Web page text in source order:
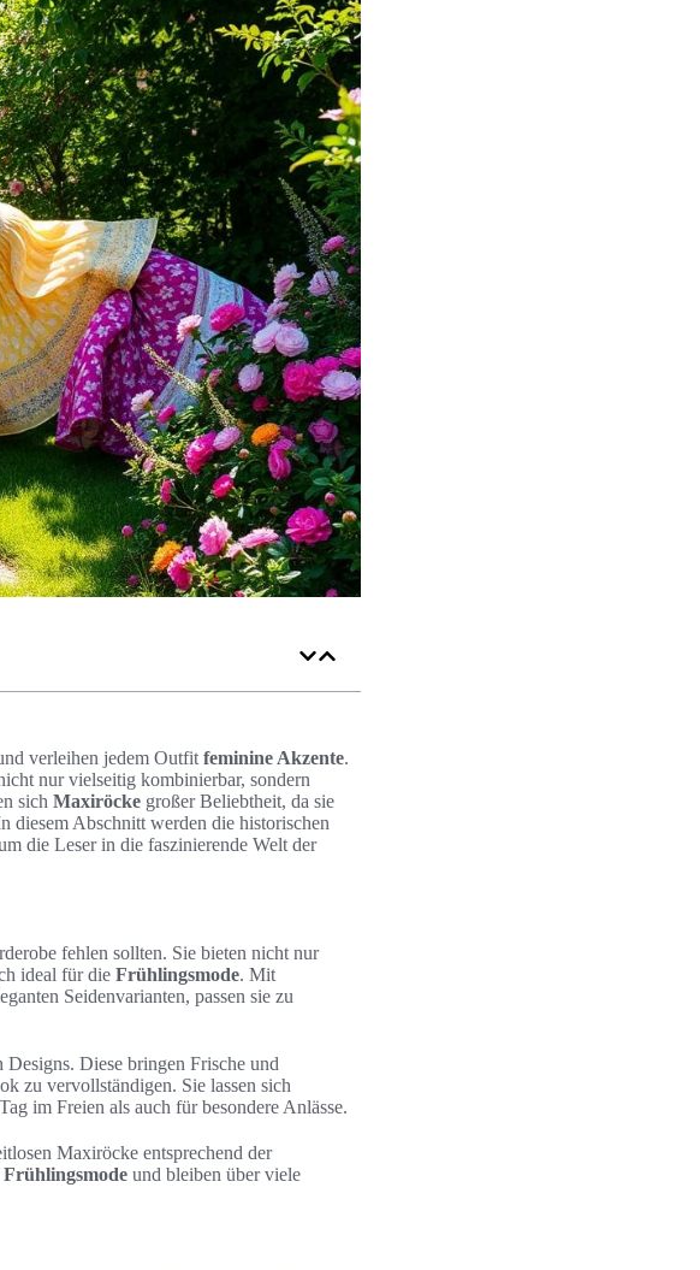
verleihen jedem Outfit feminine Akzente.
nur vielseitig kombinierbar, sondern
sich Maxiröcke großer Beliebtheit, da sie
diesem Abschnitt werden die historischen
die Leser in die faszinierende Welt der
fehlen sollten. Sie bieten nicht nur
ideal für die Frühlingsmode. Mit
Seidenvarianten, passen sie zu
Diese bringen Frische und
zu vervollständigen. Sie lassen sich
im Freien als auch für besondere Anlässe.
Maxiröcke entsprechend der
Frühlingsmode und bleiben über viele